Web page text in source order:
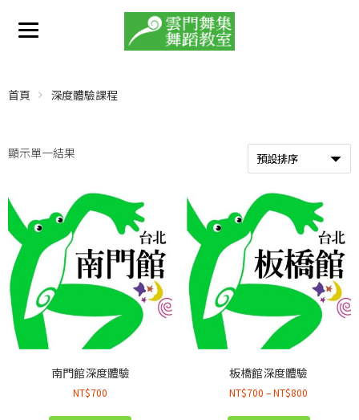
首頁 深度體驗課程
顯示單一結果
南門館深度體驗
NT$700
板橋館深度體驗
NT$700 –NT$800